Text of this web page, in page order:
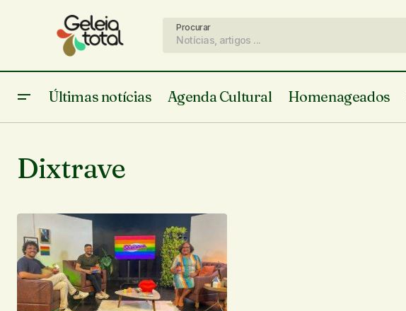
Procurar
Últimas notícias Agenda Cultural Homenageados
Dixtrave